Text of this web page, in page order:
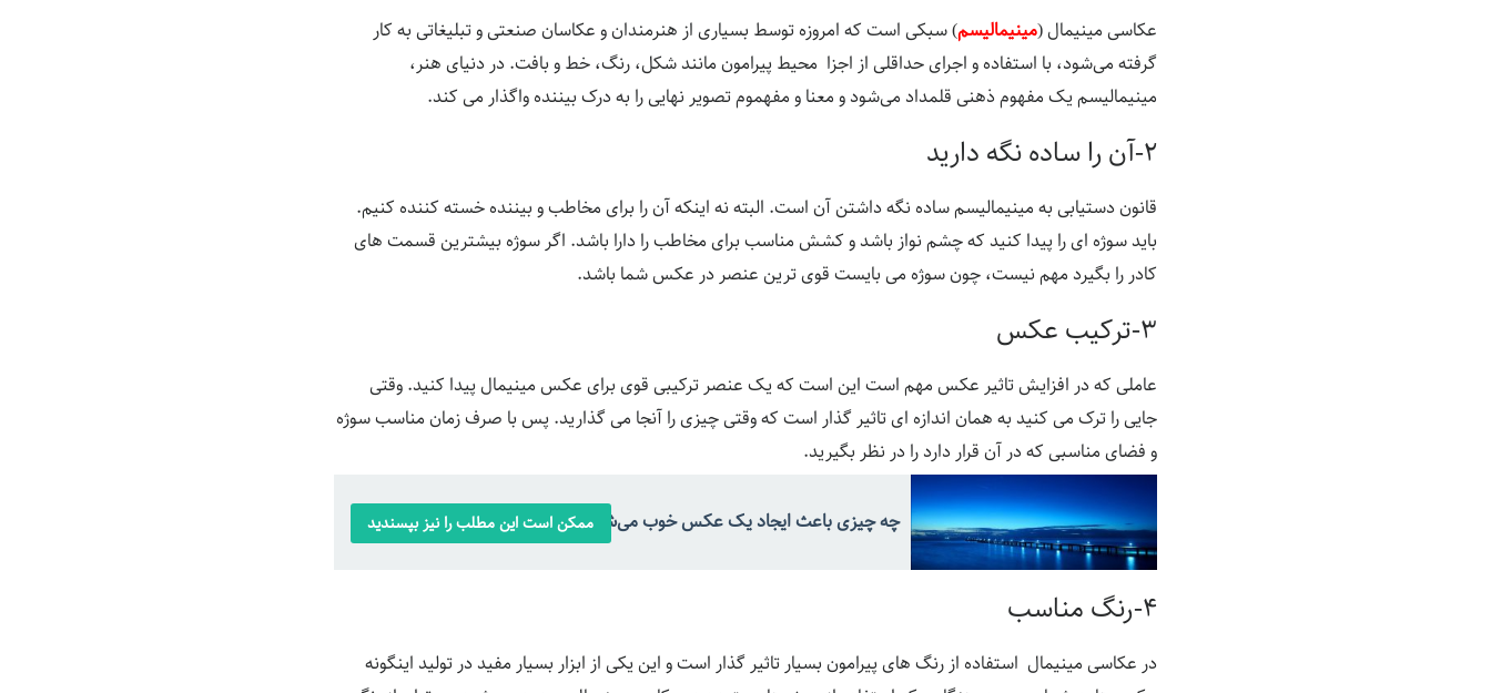
عکاسی مینیمال (مینیمالیسم) سبکی است که امروزه توسط بسیاری از هنرمندان و عکاسان صنعتی و تبلیغاتی به کار
گرفته می‌شود، با استفاده و اجرای حداقلی از اجزا محیط پیرامون مانند شکل، رنگ، خط و بافت. در دنیای هنر،
مینیمالیسم یک مفهوم ذهنی قلمداد می‌شود و معنا و مفهموم تصویر نهایی را به درک بیننده واگذار می کند.
۲-آن را ساده نگه دارید
قانون دستیابی به مینیمالیسم ساده نگه داشتن آن است. البته نه اینکه آن را برای مخاطب و بیننده خسته کننده کنیم.
باید سوژه ای را پیدا کنید که چشم نواز باشد و کشش مناسب برای مخاطب را دارا باشد. اگر سوژه بیشترین قسمت های
کادر را بگیرد مهم نیست، چون سوژه می بایست قوی ترین عنصر در عکس شما باشد.
۳-ترکیب عکس
عاملی که در افزایش تاثیر عکس مهم است این است که یک عنصر ترکیبی قوی برای عکس مینیمال پیدا کنید. وقتی
جایی را ترک می کنید به همان اندازه ای تاثیر گذار است که وقتی چیزی را آنجا می گذارید. پس با صرف زمان مناسب سوژه
و فضای مناسبی که در آن قرار دارد را در نظر بگیرید.
چه چیزی باعث ایجاد یک عکس خوب می‌شود؟ممکن است این مطلب را نیز بپسندید
۴-رنگ مناسب
در عکاسی مینیمال استفاده از رنگ های پیرامون بسیار تاثیر گذار است و این یکی از ابزار بسیار مفید در تولید اینگونه